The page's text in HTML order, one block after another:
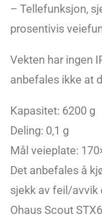
– Tellefunksjon,
prosentivis
Vekten har ingen
anbefales ikke at
Kapasitet: 6200 g
Deling: 0,1 g
Mål veieplate:
Det anbefales å
sjekk av feil/avvik
Ohaus Scout